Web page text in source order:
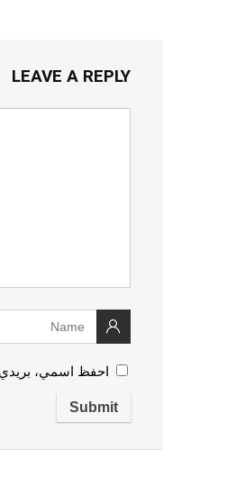
LEAVE A REPLY
احفظ اسمي، بريدي